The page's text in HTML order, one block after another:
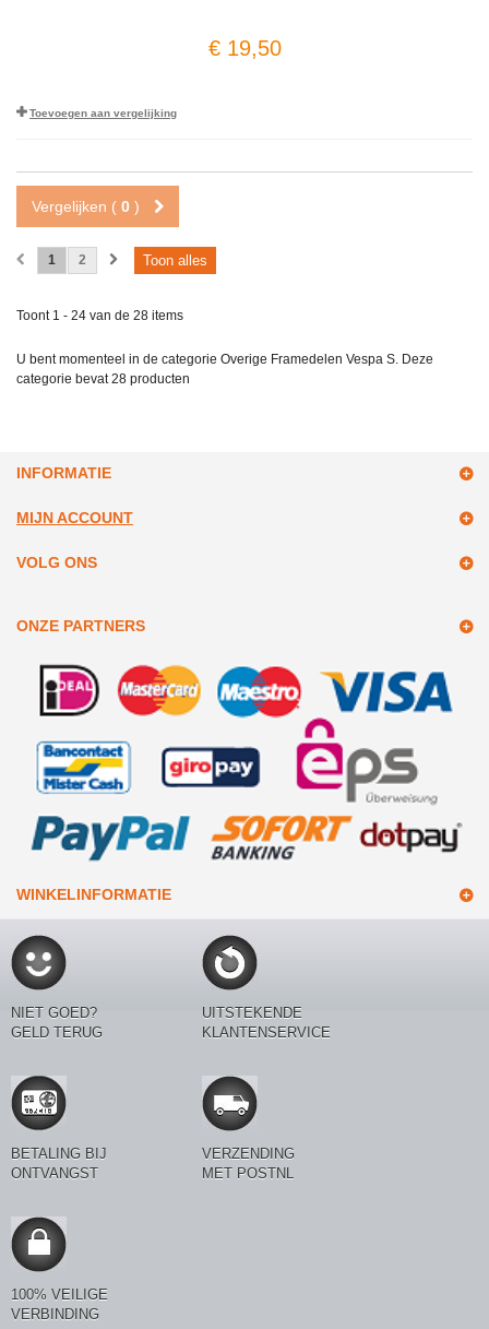
€ 19,50
Toevoegen aan vergelijking
Vergelijken ( 0 )
Toon alles
1 2
Toont 1 - 24 van de 28 items
U bent momenteel in de categorie Overige Framedelen Vespa S. Deze
categorie bevat28 producten
INFORMATIE
MIJN ACCOUNT
VOLG ONS
ONZE PARTNERS
WINKELINFORMATIE
NIET GOED?
GELD TERUG
UITSTEKENDE
KLANTENSERVICE
BETALING BIJ
ONTVANGST
VERZENDING
MET POSTNL
100% VEILIGE
VERBINDING